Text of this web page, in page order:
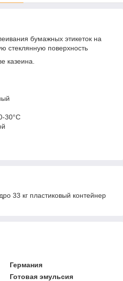
бумажных этикеток на
стеклянную поверхность
казеина.
30°С
33 кг пластиковый контейнер
Германия
Готовая эмульсия